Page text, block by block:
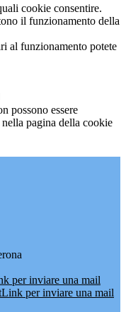
cookie consentire.
il funzionamento della
al funzionamento potete
possono essere
pagina della cookie
per inviare una mail
Link per inviare una mail